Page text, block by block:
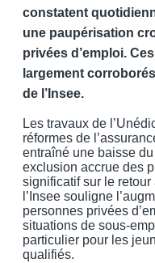
constatent
une paupérisation
privées d’emploi.
largement
de l’Insee.
Les travaux de
réformes de
entraîné une baisse
exclusion accrue des
significatif sur le retour
l’Insee souligne
personnes privées
situations de sous-
particulier pour les
qualifiés.